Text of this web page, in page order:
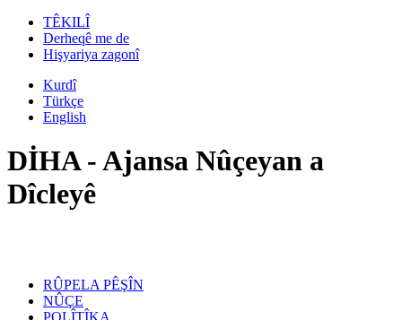
TÊKILÎ
Derheqê me de
Hişyariya zagonî
Kurdî
Türkçe
English
DİHA - Ajansa Nûçeyan a
Dîcleyê
RÛPELA PÊŞÎN
NÛÇE
POLÎTÎKA